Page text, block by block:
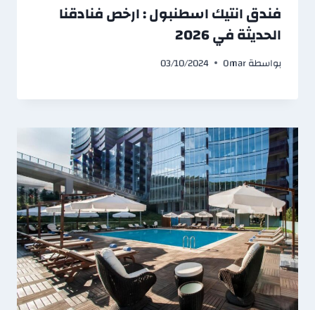
فندق انتيك اسطنبول : ارخص فنادقنا
الحديثة في 2026
بواسطةOmar
03/10/2024